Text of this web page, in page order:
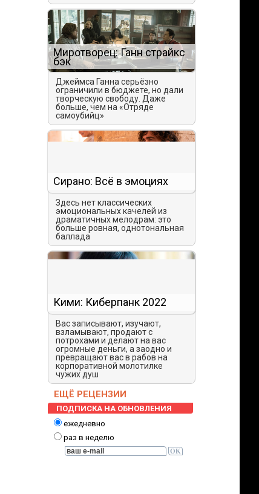
Миротворец: Ганн страйкс
бэк
Джеймса Ганна серьёзно
ограничили в бюджете, но дали
творческую свободу. Даже
больше, чем на «Отряде
самоубийц»
Сирано: Всё в эмоциях
Здесь нет классических
эмоциональных качелей из
драматичных мелодрам: это
больше ровная, однотональная
баллада
Кими: Киберпанк 2022
Вас записывают, изучают,
взламывают, продают с
потрохами и делают на вас
огромные деньги, а заодно и
превращают вас в рабов на
корпоративной молотилке
чужих душ
ЕЩЁ РЕЦЕНЗИИ
ПОДПИСКА НА ОБНОВЛЕНИЯ
ежедневно
раз в неделю